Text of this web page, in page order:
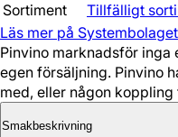
Sortiment
Tillfälligt
Läs mer på Systembolaget
Pinvino marknadsför inga
egen försäljning. Pinvino
med, eller någon
Smakbeskrivning